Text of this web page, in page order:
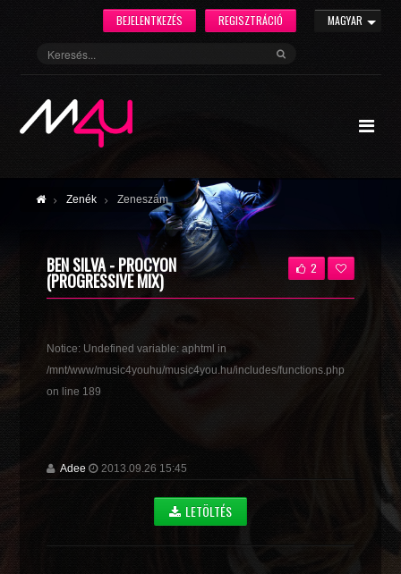
MAGYAR
REGISZTRÁCIÓ
BEJELENTKEZÉS
Zenék Zeneszám
BEN SILVA - PROCYON
(PROGRESSIVE MIX)
2
Notice: Undefined variable: aphtml in
/mnt/www/music4youhu/music4you.hu/includes/functions.php
on line 189
Adee 2013.09.26 15:45
LETÖLTÉS